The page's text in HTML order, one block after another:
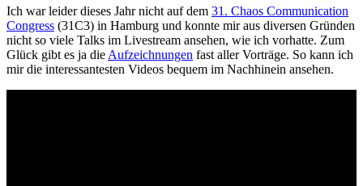
Ich war leider dieses Jahr nicht auf dem 31. Chaos Communication
Congress (31C3) in Hamburg und konnte mir aus diversen Gründen
nicht so viele Talks im Livestream ansehen, wie ich vorhatte. Zum
Glück gibt es ja die Aufzeichnungen fast aller Vorträge. So kann ich
mir die interessantesten Videos bequem im Nachhinein ansehen.